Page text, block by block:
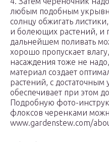
любым подобным
солнцу обжигать
и болеющих растений, и
дальнейшем поливать
хорошо пропускает
насаждения тоже не
материал создает
растений, с
обеспечивает при этом
Подробную фото-
флоксов черенками
www.gardenstew.com/